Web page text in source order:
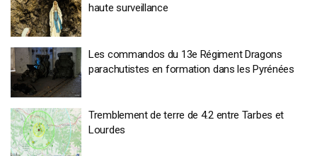
haute surveillance
Les commandos du 13e Régiment Dragons
parachutistes en formation dans les Pyrénées
Tremblement de terre de 4.2 entre Tarbes et
Lourdes